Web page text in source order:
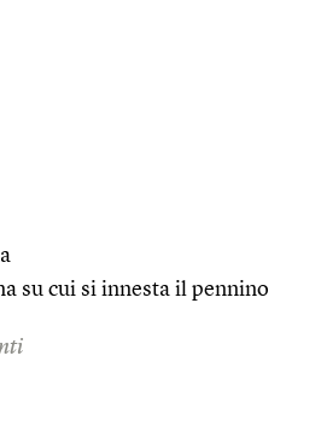
su cui si innesta il pennino